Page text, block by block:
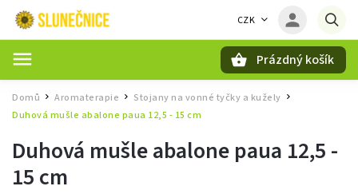
CZK
Prázdný košík
Domů / Aromaterapie / Stojany na vonné tyčky a kužely
Duhová mušle abalone paua 12,5 - 15 cm
Duhová mušle abalone paua 12,5 -
15 cm